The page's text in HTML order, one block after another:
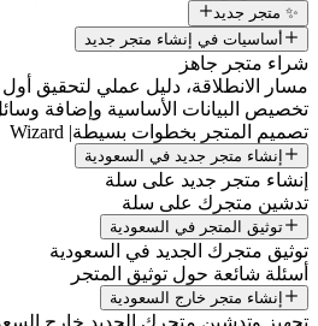
✨ متجر جديد
أساسيات في إنشاء متجر جديد
شراء متجر جاهز
مسار الانطلاقة، دليل عملي لتحقيق
تخصيص البيانات الأساسية وإضافة
تصميم المتجر بخطوات بسيطة| Wizard
إنشاء متجر جديد في السعودية
إنشاء متجر جديد على سلة
تدشين متجرك على سلة
توثيق المتجر في السعودية
توثيق متجرك الجديد في السعودية
أسئلة شائعة حول توثيق المتجر
إنشاء متجر خارج السعودية
تجهيز وتدشين متجرك الجديد خارج